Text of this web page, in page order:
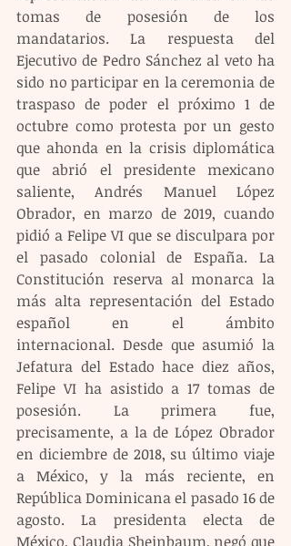
tomas de posesión de los
mandatarios. La respuesta del
Ejecutivo de Pedro Sánchez al veto ha
sido no participar en la ceremonia de
traspaso de poder el próximo 1 de
octubre como protesta por un gesto
que ahonda en la crisis diplomática
que abrió el presidente mexicano
saliente, Andrés Manuel López
Obrador, en marzo de 2019, cuando
pidió a Felipe VI que se disculpara por
el pasado colonial de España. La
Constitución reserva al monarca la
más alta representación del Estado
español en el ámbito
internacional. Desde que asumió la
Jefatura del Estado hace diez años,
Felipe VI ha asistido a 17 tomas de
posesión. La primera fue,
precisamente, a la de López Obrador
en diciembre de 2018, su último viaje
a México, y la más reciente, en
República Dominicana el pasado 16 de
agosto. La presidenta electa de
México, Claudia Sheinbaum, negó que